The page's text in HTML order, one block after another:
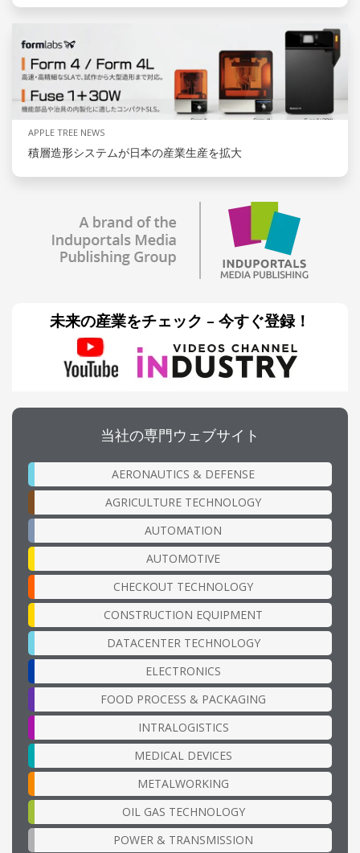
APPLE TREE NEWS
積層造形システムが日本の産業生産を拡大
未来の産業をチェック – 今すぐ登録！
当社の専門ウェブサイト
AERONAUTICS & DEFENSE
AGRICULTURE TECHNOLOGY
AUTOMATION
AUTOMOTIVE
CHECKOUT TECHNOLOGY
CONSTRUCTION EQUIPMENT
DATACENTER TECHNOLOGY
ELECTRONICS
FOOD PROCESS & PACKAGING
INTRALOGISTICS
MEDICAL DEVICES
METALWORKING
OIL GAS TECHNOLOGY
POWER & TRANSMISSION